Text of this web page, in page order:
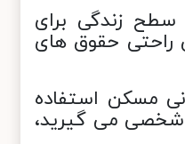
زندگی برای
حقوق های
از تسهیلات 200 میلیونی مسکن استفاده
شخصی می گیرید،